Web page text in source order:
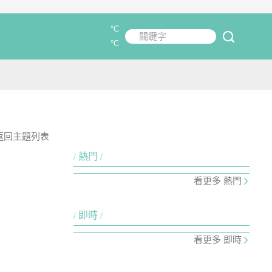
關鍵字
°C
°C
回主題列表
熱門
看更多 熱門
即時
看更多 即時